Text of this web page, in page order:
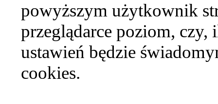
powyższym użytkownik
przeglądarce poziom,
ustawień będzie
cookies.